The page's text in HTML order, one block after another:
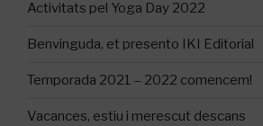
Activitats pel Yoga Day 2022
Benvinguda, et presento IKI Editorial
Temporada 2021 – 2022 comencem!
Vacances, estiu i merescut descans